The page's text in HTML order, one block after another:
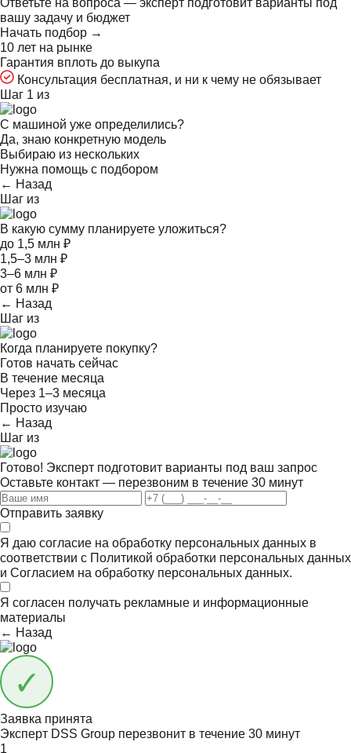
Ответьте на вопроса — эксперт подготовит варианты под
вашу задачу и бюджет
Начать подбор →
10 лет на рынке
Гарантия вплоть до выкупа
Консультация бесплатная, и ни к чему не обязывает
Шаг 1 из
С машиной уже определились?
Да, знаю конкретную модель
Выбираю из нескольких
Нужна помощь с подбором
← Назад
Шаг из
В какую сумму планируете уложиться?
до 1,5 млн ₽
1,5–3 млн ₽
3–6 млн ₽
от 6 млн ₽
← Назад
Шаг из
Когда планируете покупку?
Готов начать сейчас
В течение месяца
Через 1–3 месяца
Просто изучаю
← Назад
Шаг из
Готово! Эксперт подготовит варианты под ваш запрос
Оставьте контакт — перезвоним в течение 30 минут
Отправить заявку
Я даю согласие на обработку персональных данных в
соответствии с Политикой обработки персональных данных
и Согласием на обработку персональных данных.
Я согласен получать рекламные и информационные
материалы
← Назад
Заявка принята
Эксперт DSS Group перезвонит в течение 30 минут
1